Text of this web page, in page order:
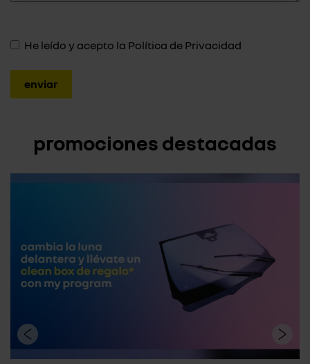
He leído y acepto la Política de Privacidad
promociones destacadas